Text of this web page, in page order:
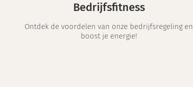
Bedrijfsfitness
Ontdek de voordelen van onze bedrijfsregeling en
boost je energie!